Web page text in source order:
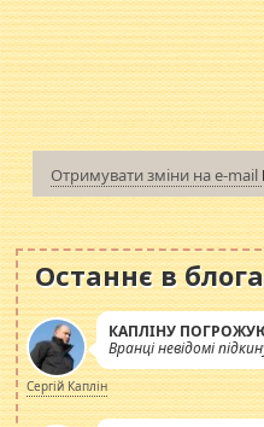
Отримувати зміни на e-mail
Останнє в
КАПЛІНУ
Вранці невідомі
Сергій Каплін